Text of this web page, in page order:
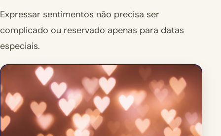
Expressar sentimentos não precisa ser
complicado ou reservado apenas para datas
especiais.